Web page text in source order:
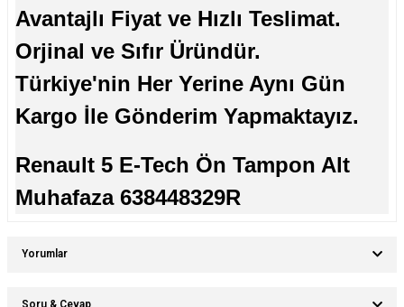
Avantajlı Fiyat ve Hızlı Teslimat.
Orjinal ve Sıfır Üründür.
Türkiye'nin Her Yerine Aynı Gün
Kargo İle Gönderim Yapmaktayız.
Renault 5 E-Tech Ön Tampon Alt
Muhafaza 638448329R
Yorumlar